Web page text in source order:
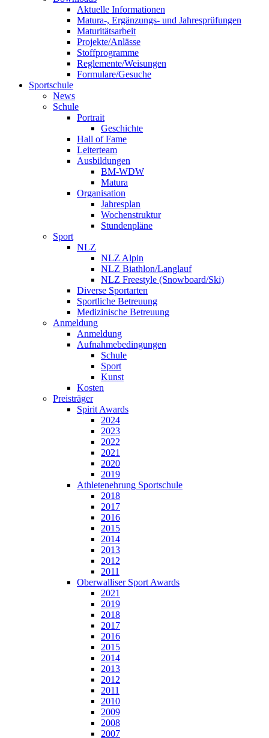
Aktuelle Informationen
Matura-, Ergänzungs- und Jahresprüfungen
Maturitätsarbeit
Projekte/Anlässe
Stoffprogramme
Reglemente/Weisungen
Formulare/Gesuche
Sportschule
News
Schule
Portrait
Geschichte
Hall of Fame
Leiterteam
Ausbildungen
BM-WDW
Matura
Organisation
Jahresplan
Wochenstruktur
Stundenpläne
Sport
NLZ
NLZ Alpin
NLZ Biathlon/Langlauf
NLZ Freestyle (Snowboard/Ski)
Diverse Sportarten
Sportliche Betreuung
Medizinische Betreuung
Anmeldung
Anmeldung
Aufnahmebedingungen
Schule
Sport
Kunst
Kosten
Preisträger
Spirit Awards
2024
2023
2022
2021
2020
2019
Athletenehrung Sportschule
2018
2017
2016
2015
2014
2013
2012
2011
Oberwalliser Sport Awards
2021
2019
2018
2017
2016
2015
2014
2013
2012
2011
2010
2009
2008
2007